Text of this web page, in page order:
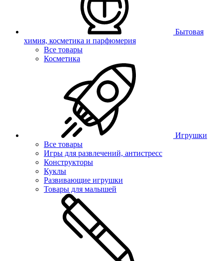
Бытовая
химия, косметика и парфюмерия
Все товары
Косметика
Игрушки
Все товары
Игры для развлечений, антистресс
Конструкторы
Куклы
Развивающие игрушки
Товары для малышей